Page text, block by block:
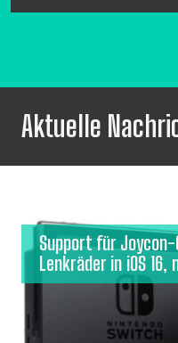
Aktuelle
Support für
Lenkräder in iOS 16,